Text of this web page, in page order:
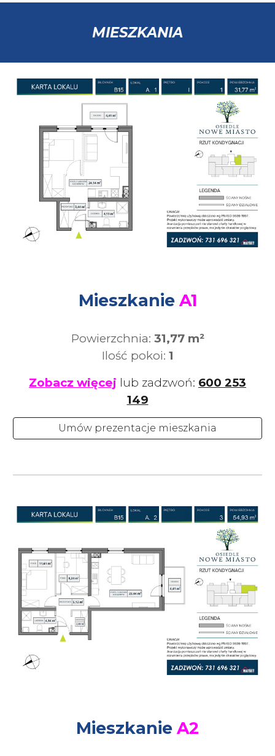
MIESZKANIA
Mieszkanie A1
Powierzchnia: 31,77 m²
Ilość pokoi: 1
Zobacz więcej lub zadzwoń: 600 253
149
Umów prezentacje mieszkania
Mieszkanie A2